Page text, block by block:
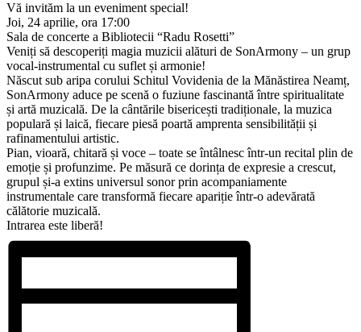
Vă invităm la un eveniment special!
Joi, 24 aprilie, ora 17:00
Sala de concerte a Bibliotecii “Radu Rosetti”
Veniți să descoperiți magia muzicii alături de SonArmony – un grup
vocal-instrumental cu suflet și armonie!
Născut sub aripa corului Schitul Vovidenia de la Mănăstirea Neamț,
SonArmony aduce pe scenă o fuziune fascinantă între spiritualitate
și artă muzicală. De la cântările bisericești tradiționale, la muzica
populară și laică, fiecare piesă poartă amprenta sensibilității și
rafinamentului artistic.
Pian, vioară, chitară și voce – toate se întâlnesc într-un recital plin de
emoție și profunzime. Pe măsură ce dorința de expresie a crescut,
grupul și-a extins universul sonor prin acompaniamente
instrumentale care transformă fiecare apariție într-o adevărată
călătorie muzicală.
Intrarea este liberă!